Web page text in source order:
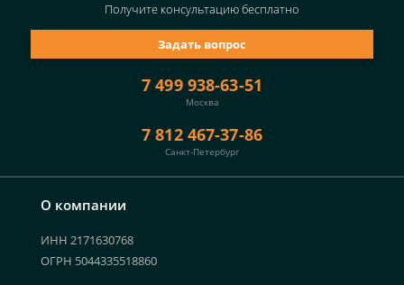
О компании
ИНН 2171630768
ОГРН 5044335518860
7 499 938-63-51
Москва
7 812 467-37-86
Санкт-Петербург
Задать вопрос
Получите консультациюбесплатно